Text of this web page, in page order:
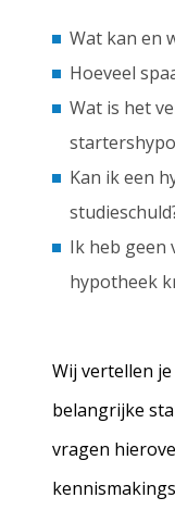
Wat kan en
Hoeveel
Wat is het
Kan ik een
Ik heb geen
hypotheek
Wij vertellen
belangrijke
vragen